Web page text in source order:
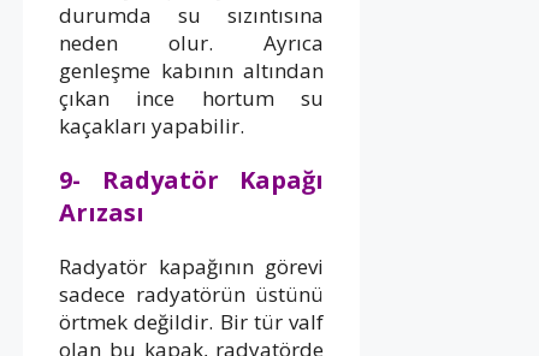
durumda su sızıntısına
neden olur. Ayrıca
genleşme kabının altından
çıkan ince hortum su
kaçakları yapabilir.
9- Radyatör Kapağı
Arızası
Radyatör kapağının görevi
sadece radyatörün üstünü
örtmek değildir. Bir tür valf
olan bu kapak, radyatörde